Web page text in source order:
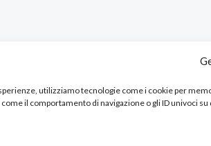
utilizziamo tecnologie come i cookie per
il comportamento di navigazione o gli ID univoci